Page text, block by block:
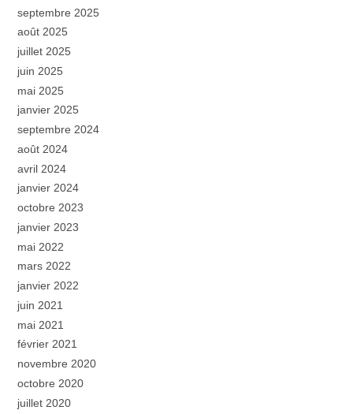
septembre 2025
août 2025
juillet 2025
juin 2025
mai 2025
janvier 2025
septembre 2024
août 2024
avril 2024
janvier 2024
octobre 2023
janvier 2023
mai 2022
mars 2022
janvier 2022
juin 2021
mai 2021
février 2021
novembre 2020
octobre 2020
juillet 2020